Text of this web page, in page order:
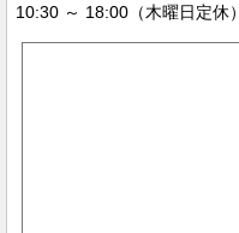
10:30 ～ 18:00（木曜日定休）